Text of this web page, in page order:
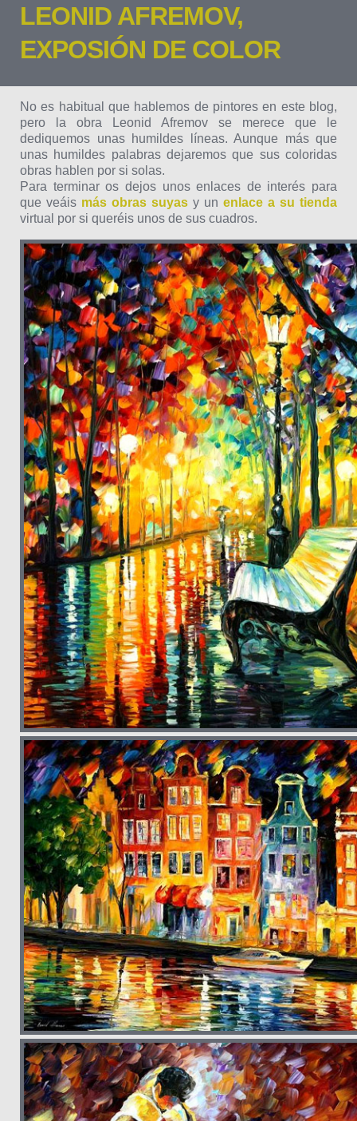
LEONID AFREMOV,
EXPOSIÓN DE COLOR
No es habitual que hablemos de pintores en este blog,
pero la obra Leonid Afremov se merece que le
dediquemos unas humildes líneas. Aunque más que
unas humildes palabras dejaremos que sus coloridas
obras hablen por si solas.
Para terminar os dejos unos enlaces de interés para
que veáis más obras suyas y un enlace a su tienda
virtual por si queréis unos de sus cuadros.